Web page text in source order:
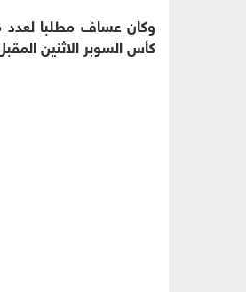
وكان عساف مطلبا لعدد
كأس السوبر الاثنين